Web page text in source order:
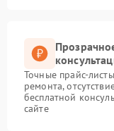
Точные прайс-
ремонта,
бесплатной
сайте